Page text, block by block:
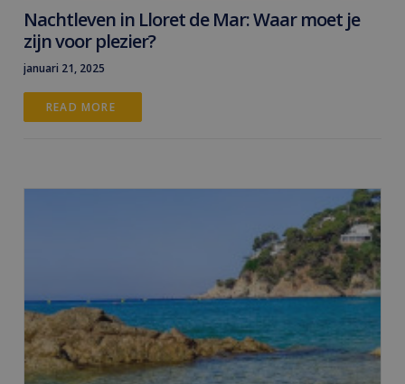
Nachtleven in Lloret de Mar: Waar moet je
zijn voor plezier?
januari 21, 2025
READ MORE